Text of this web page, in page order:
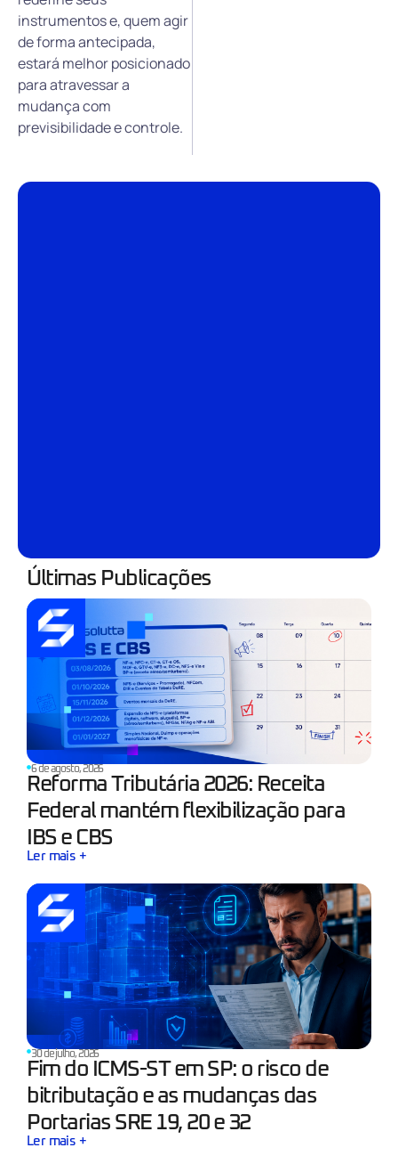
instrumentos e, quem agir
de forma antecipada,
estará melhor posicionado
para atravessar a
mudança com
previsibilidade e controle.
Últimas Publicações
6 de agosto, 2026
Reforma Tributária 2026: Receita
Federal mantém flexibilização para
IBS e CBS
Ler mais +
30 de julho, 2026
Fim do ICMS-ST em SP: o risco de
bitributação e as mudanças das
Portarias SRE 19, 20 e 32
Ler mais +